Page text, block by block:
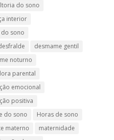
do sono
interior
sono
desmame gentil
noturno
parental
emocional
positiva
do sono
Horas de sono
materno
maternidade